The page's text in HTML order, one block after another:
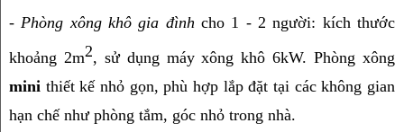
- Phòng xông khô gia đình cho 1 - 2 người: kích thước
khoảng 2m2
mini thiết kế nhỏ gọn, phù hợp lắp đặt tại các không gian
hạn chế như phòng tắm, góc nhỏ trong nhà.